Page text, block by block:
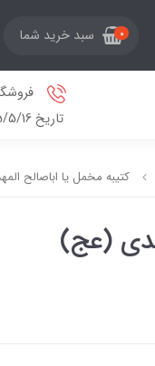
0 سبد خرید شما
تاریخ 1405/5/16 تعطیل می باشد.
کتیبه مخمل یا اباصالح
(عج)